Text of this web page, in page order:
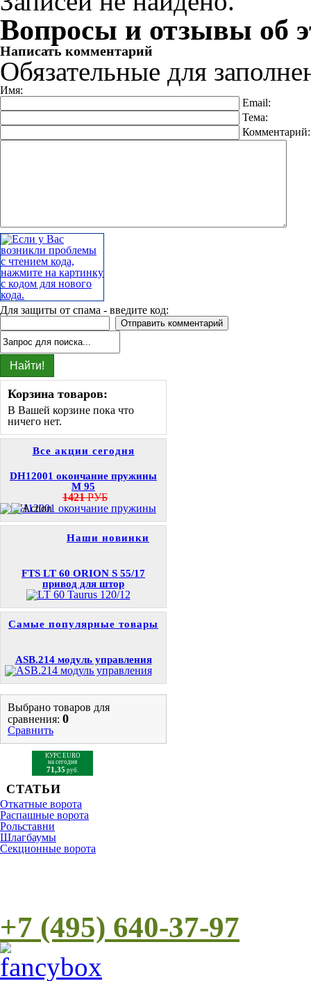
Вопросы и отзывы об
Написать комментарий
Обязательные для
Имя:
Email:
Тема:
Для защиты от спама - введите код:
Корзина товаров:
В Вашей корзине пока что
ничего нет.
Все акции сегодня
DH12001 окончание пружины
M 95
1421РУБ
Наши новинки
FTS LT 60 ORION S 55/17
привод для штор
Самые популярные товары
ASB.214 модуль управления
Выбрано товаров для
сравнения: 0
Сравнить
КУРС EURO
на сегодня
71,35 руб.
СТАТЬИ
Откатные ворота
Распашные ворота
Рольставни
Шлагбаумы
Cекционные ворота
+7 (495) 640-37-97